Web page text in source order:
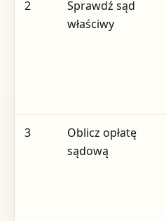
2
Sprawdź sąd
właściwy
3
Oblicz opłatę
sądową